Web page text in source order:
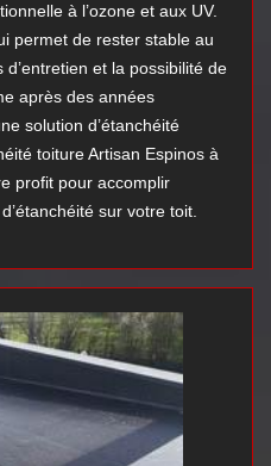
à l’ozone et aux UV.
permet de rester stable au
et la possibilité de
après des années
solution d’étanchéité
toiture Artisan Espinos à
profit pour accomplir
sur votre toit.